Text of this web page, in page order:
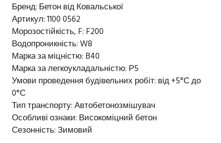
Бренд: Бетон від Ковальської
Артикул: 1100 0562
Морозостійкість, F: F200
Водопроникність: W8
Марка за міцністю: B40
Марка за легкоукладальністю: Р5
Умови проведення будівельних робіт: від +5°С до
0°С
Тип транспорту: Автобетонозмішувач
Особливі ознаки: Високоміцний бетон
Сезонність: Зимовий